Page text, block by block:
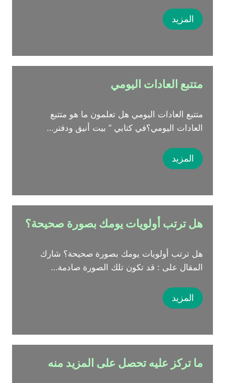
المزيد
متتبع العادات اليومي
متتبع العادات اليومي هل تعلمون ما هو متتبع
العادات اليومي؟في كتابي ” بيت أنيق ودفتر…
المزيد
هل ترتب أولويات يومك بصورة صحيحة؟
هل ترتب أولويات يومك بصورة صحيحة؟ شارك
المقال على : قد تكون تلك الصورة صادمة…
المزيد
ما تركز عليه تحصل على المزيد منه